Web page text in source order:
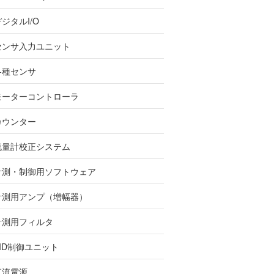
タルI/O
サ入力ユニット
センサ
ターコントローラ
ンター
計校正システム
・制御用ソフトウェア
用アンプ（増幅器）
用フィルタ
制御ユニット
電源